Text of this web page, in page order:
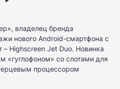
владелец бренда
нового Android-смартфона с
Highscreen Jet Duo. Новинка
«гуглофоном» со слотами для
процессором